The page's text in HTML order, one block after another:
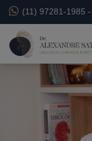
(11) 97281-1985 -